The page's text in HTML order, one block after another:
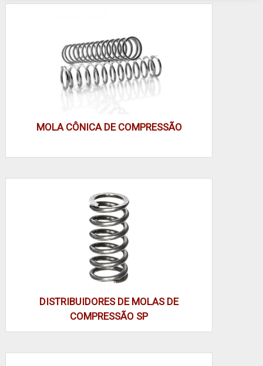
necessidade, quais parâmetros observar e erros
comuns a evitar.
DEFINIÇÃO E FUNÇÃO DA MOLA DE
Mola de compressão é elemento helicoidal projetado
armazenando energia quando comprimida e
COMO A GEOMETRIA DEFINE
DESEMPENHO
A mola de compressão funciona convertendo
deslocamento em força: ao receber carga axial, o
veio helicoidal se deforma e gera reação elástica
mecânicos, essa mola controla folgas, amortecimento
e retorno, com constantes determinadas por diâmetro
práticas e especificações em Mola de compressão:
MOLA CÔNICA DE COMPRESSÃO
DISTRIBUIDORES DE MOLAS DE
COMPRESSÃO SP